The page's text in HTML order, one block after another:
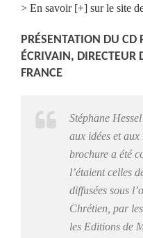
> En savoir [+] sur le site
PRÉSENTATION DU CD
ÉCRIVAIN, DIRECTEUR
FRANCE
Stéphane
aux idées et aux
brochure a été
l’étaient celles
diffusées sous
Chrétien, par
les Editions de